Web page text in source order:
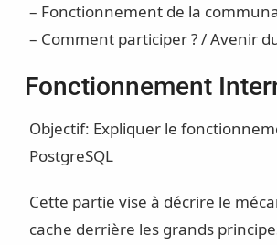
– Fonctionnement de la
– Comment participer ? / Avenir
Fonctionnement
Objectif: Expliquer le
PostgreSQL
Cette partie vise à décrire le
cache derrière les grands